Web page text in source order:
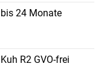
bis 24 Monate
Kuh R2 GVO-frei